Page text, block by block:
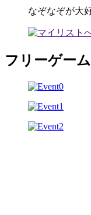
なぞなぞが大
フリーゲー